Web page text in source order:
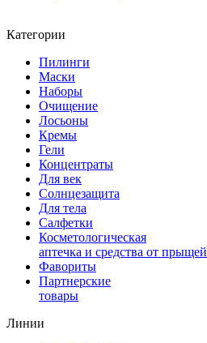
Категории
Пилинги
Маски
Наборы
Очищение
Лосьоны
Кремы
Гели
Концентраты
Для век
Солнцезащита
Для тела
Салфетки
Косметологическая
аптечка и средства от прыщей
Фавориты
Партнерские
товары
Линии